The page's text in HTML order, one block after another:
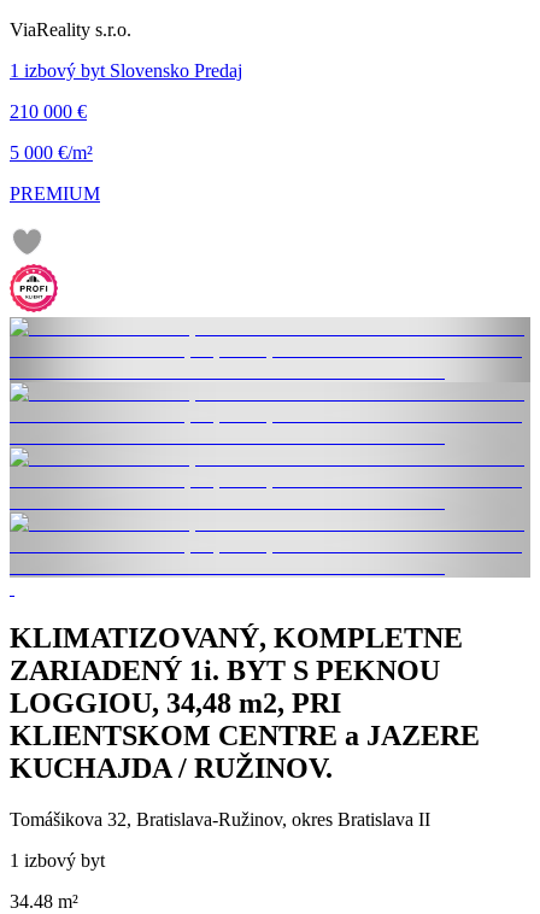
ViaReality s.r.o.
1 izbový byt Slovensko Predaj
210 000 €
5 000 €/m²
PREMIUM
KLIMATIZOVANÝ, KOMPLETNE
ZARIADENÝ 1i. BYT S PEKNOU
LOGGIOU, 34,48 m2, PRI
KLIENTSKOM CENTRE a JAZERE
KUCHAJDA / RUŽINOV.
Tomášikova 32, Bratislava-Ružinov, okres Bratislava II
1 izbový byt
34.48 m²